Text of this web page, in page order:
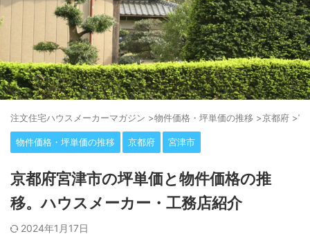
注⽂住宅ハウスメーカーマガジン >物件価格・坪単価の推移 >京都府 >宮
物件価格・坪単価の推移 京都府 宮津市
京都府宮津市の坪単価と物件価格の推
移。ハウスメーカー・工務店紹介
2024年1月17日